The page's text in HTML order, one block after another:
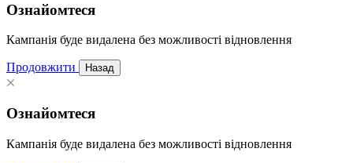
Ознайомтеся
Кампанія буде видалена без можливості відновлення
Продовжити Назад
Ознайомтеся
Кампанія буде видалена без можливості відновлення